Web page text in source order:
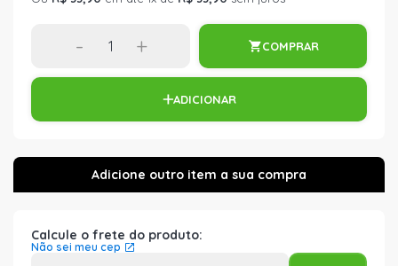
- + COMPRAR
ADICIONAR
Calcule o frete do produto:
Não sei meu cep